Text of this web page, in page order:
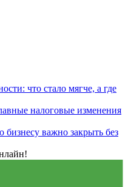
что стало мягче, а где
налоговые изменения
важно закрыть без